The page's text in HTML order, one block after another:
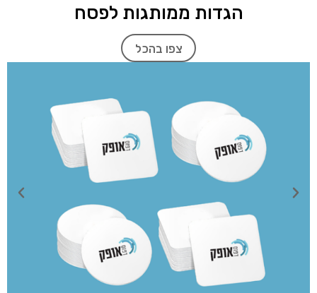
הגדות ממותגות לפסח
צפו בהכל